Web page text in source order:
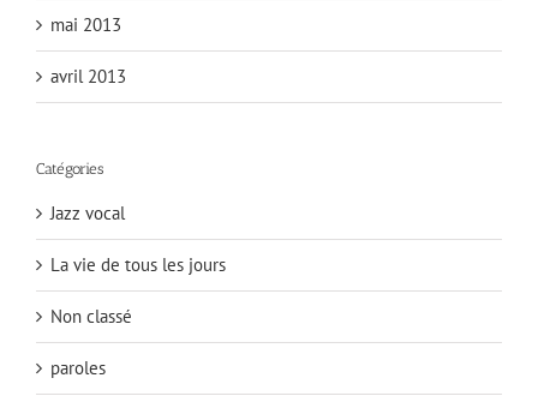
mai 2013
avril 2013
Catégories
Jazz vocal
La vie de tous les jours
Non classé
paroles